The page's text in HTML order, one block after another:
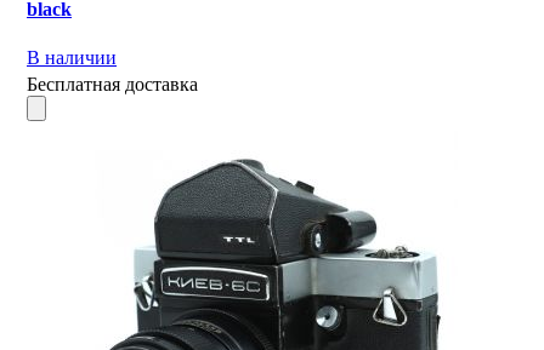
black
В наличии
Бесплатная доставка